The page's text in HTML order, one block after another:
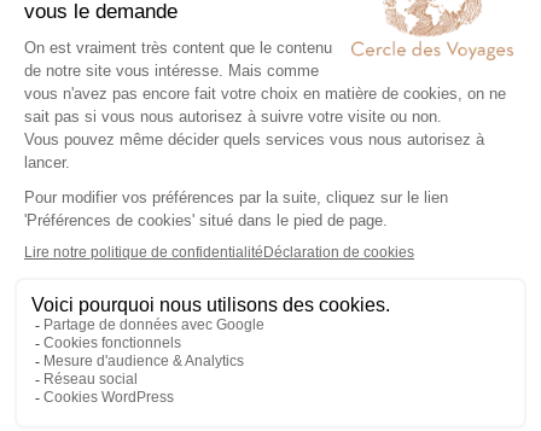
Lire la suite
Votre voyage sur mesure en 4
étapes
01
Remplissez notre formulaire en ligne et
laissez libre cours à vos rêves de
voyage : inspirations, budget, période
idéale…